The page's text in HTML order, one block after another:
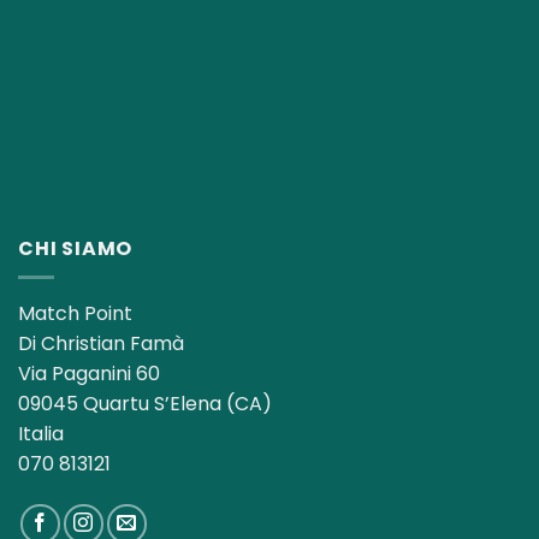
CHI SIAMO
Match Point
Di Christian Famà
Via Paganini 60
09045 Quartu S’Elena (CA)
Italia
070 813121